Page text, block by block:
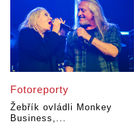
Fotoreporty
Žebřík ovládli Monkey
Business,...